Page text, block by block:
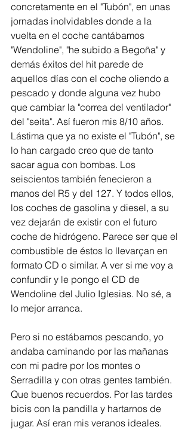
concretamente en el "Tubón", en unas
jornadas inolvidables donde a la
vuelta en el coche cantábamos
"Wendoline", "he subido a Begoña" y
demás éxitos del hit parede de
aquellos días con el coche oliendo a
pescado y donde alguna vez hubo
que cambiar la "correa del ventilador"
del "seita". Así fueron mis 8/10 años.
Lástima que ya no existe el "Tubón", se
lo han cargado creo que de tanto
sacar agua con bombas. Los
seiscientos también fenecieron a
manos del R5 y del 127. Y todos ellos,
los coches de gasolina y diesel, a su
vez dejarán de existir con el futuro
coche de hidrógeno. Parece ser que el
combustible de éstos lo llevarçan en
formato CD o similar. A ver si me voy a
confundir y le pongo el CD de
Wendoline del Julio Iglesias. No sé, a
lo mejor arranca.
Pero si no estábamos pescando, yo
andaba caminando por las mañanas
con mi padre por los montes o
Serradilla y con otras gentes también.
Que buenos recuerdos. Por las tardes
bicis con la pandilla y hartarnos de
jugar. Así eran mis veranos ideales.